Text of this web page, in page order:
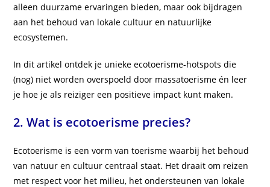
alleen duurzame ervaringen bieden, maar ook bijdragen
aan het behoud van lokale cultuur en natuurlijke
ecosystemen.
In dit artikel ontdek je unieke ecotoerisme-hotspots die
(nog) niet worden overspoeld door massatoerisme én leer
je hoe je als reiziger een positieve impact kunt maken.
2. Wat is ecotoerisme precies?
Ecotoerisme is een vorm van toerisme waarbij het behoud
van natuur en cultuur centraal staat. Het draait om reizen
met respect voor het milieu, het ondersteunen van lokale